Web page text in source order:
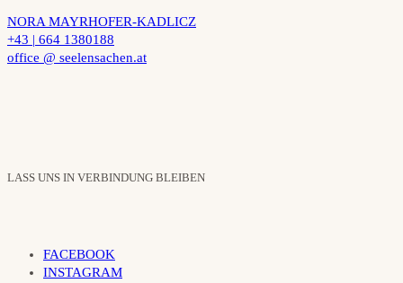
NORA MAYRHOFER-KADLICZ
+43 | 664 1380188
office @ seelensachen.at
LASS UNS IN VERBINDUNG BLEIBEN
FACEBOOK
INSTAGRAM